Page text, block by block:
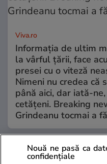
Viva.ro
Informația de ultim
la vârful țării, face
presei cu o viteză
Nimeni nu credea că
până aici, dar iată-
cetățeni. Breaking
Grindeanu tocmai a
GSPNouă ne pasă ca
confidențiale